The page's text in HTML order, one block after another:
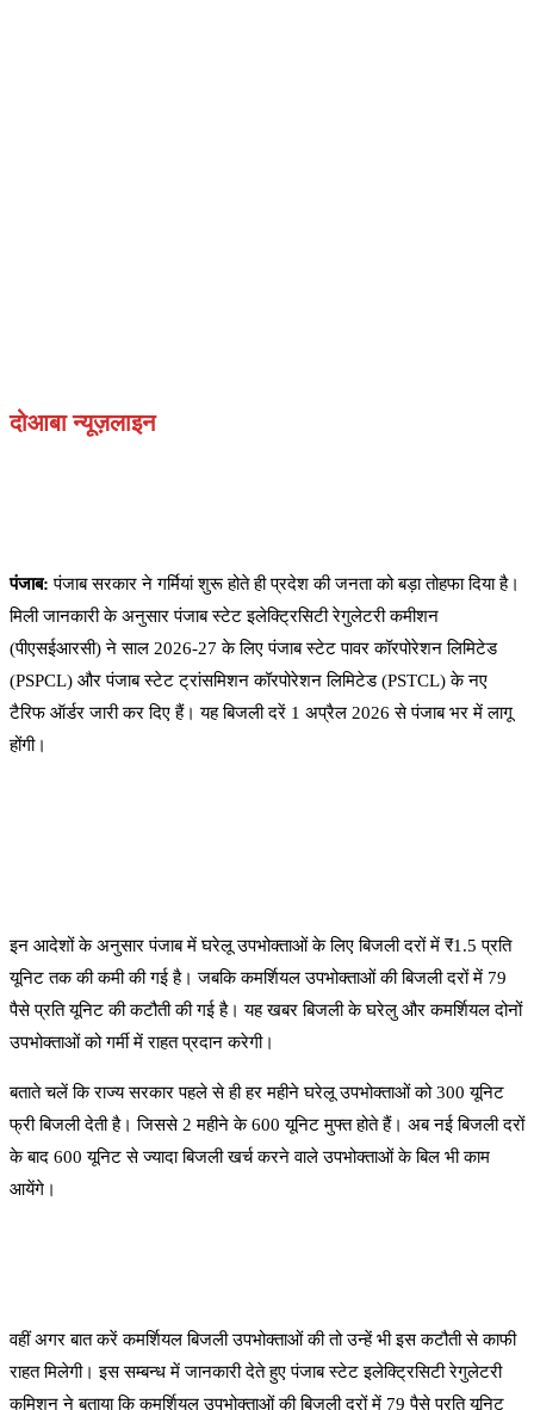
दोआबा न्यूज़लाइन
पंजाब:पंजाब सरकार ने गर्मियां शुरू होते ही प्रदेश की जनता को बड़ा तोहफा दिया है।
मिली जानकारी के अनुसार पंजाब स्टेट इलेक्ट्रिसिटी रेगुलेटरी कमीशन
(पीएसईआरसी) ने साल 2026-27 के लिए पंजाब स्टेट पावर कॉरपोरेशन लिमिटेड
(PSPCL) और पंजाब स्टेट ट्रांसमिशन कॉरपोरेशन लिमिटेड (PSTCL) के नए
टैरिफ ऑर्डर जारी कर दिए हैं। यह बिजली दरें 1 अप्रैल 2026 से पंजाब भर में लागू
होंगी।
इन आदेशों के अनुसार पंजाब में घरेलू उपभोक्ताओं के लिए बिजली दरों में ₹1.5 प्रति
यूनिट तक की कमी की गई है। जबकि कमर्शियल उपभोक्ताओं की बिजली दरों में 79
पैसे प्रति यूनिट की कटौती की गई है। यह खबर बिजली के घरेलु और कमर्शियल दोनों
उपभोक्ताओं को गर्मी में राहत प्रदान करेगी।
बताते चलें कि राज्य सरकार पहले से ही हर महीने घरेलू उपभोक्ताओं को 300 यूनिट
फ्री बिजली देती है। जिससे 2 महीने के 600 यूनिट मुफ्त होते हैं। अब नई बिजली दरों
के बाद 600 यूनिट से ज्यादा बिजली खर्च करने वाले उपभोक्ताओं के बिल भी काम
आयेंगे।
वहीं अगर बात करें कमर्शियल बिजली उपभोक्ताओं की तो उन्हें भी इस कटौती से काफी
राहत मिलेगी। इस सम्बन्ध में जानकारी देते हुए पंजाब स्टेट इलेक्ट्रिसिटी रेगुलेटरी
कमिशन ने बताया कि कमर्शियल उपभोक्ताओं की बिजली दरों में 79 पैसे प्रति यूनिट